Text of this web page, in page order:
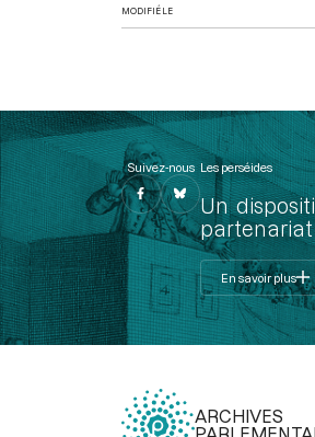
MODIFIÉ LE
Suivez-nous Les perséides
Un
partenariat
En savoir plus
ARCHIVES